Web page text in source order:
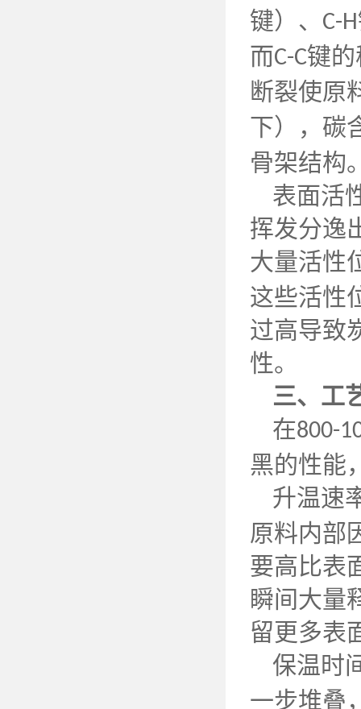
键）、 C-H
而C-C键
断裂使原
下），碳
骨架结构
表面活
挥发分逸
大量活性
这些活性
过高导致
性。
三、工
在800-
黑的性能
升温速
原料内部
要高比表
瞬间大量
留更多表
保温时
一步堆叠